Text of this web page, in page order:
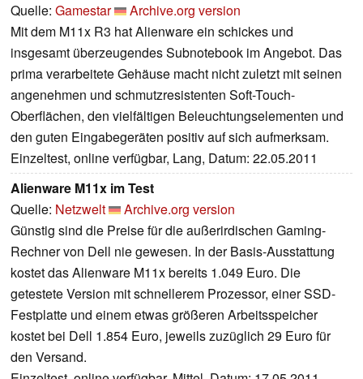
Quelle: Gamestar
Archive.org version
Mit dem M11x R3 hat Alienware ein schickes und
insgesamt überzeugendes Subnotebook im Angebot. Das
prima verarbeitete Gehäuse macht nicht zuletzt mit seinen
angenehmen und schmutzresistenten Soft-Touch-
Oberflächen, den vielfältigen Beleuchtungselementen und
den guten Eingabegeräten positiv auf sich aufmerksam.
Einzeltest, online verfügbar, Lang, Datum: 22.05.2011
Alienware M11x im Test
Quelle: Netzwelt
Archive.org version
Günstig sind die Preise für die außerirdischen Gaming-
Rechner von Dell nie gewesen. In der Basis-Ausstattung
kostet das Alienware M11x bereits 1.049 Euro. Die
getestete Version mit schnellerem Prozessor, einer SSD-
Festplatte und einem etwas größeren Arbeitsspeicher
kostet bei Dell 1.854 Euro, jeweils zuzüglich 29 Euro für
den Versand.